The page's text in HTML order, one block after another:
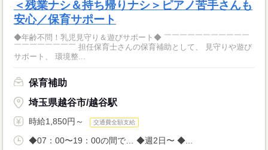
＜残業ナシ＆持ち帰りナシ＞ピアノ苦手さんも
安心／保育サポート
◆年齢不問！乳児見守り＆遊びサポート◆ ￣￣￣￣￣￣￣￣￣￣￣
￣￣￣￣￣￣￣￣ 担任保育士さんの保育補助として、 見守りや遊び
サポート、 環境整...
保育補助
埼玉県越谷市/越谷駅
時給1,850円～ 交通費全額支給
◆07：00〜19：00の間で… ◆週2日〜 ◆...